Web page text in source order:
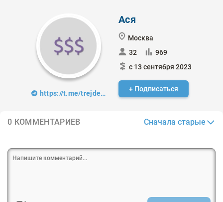
https://t.me/trejder_v_ubke
Ася
Москва
32
969
с 13 сентября 2023
+ Подписаться
0 КОММЕНТАРИЕВ Сначала старые